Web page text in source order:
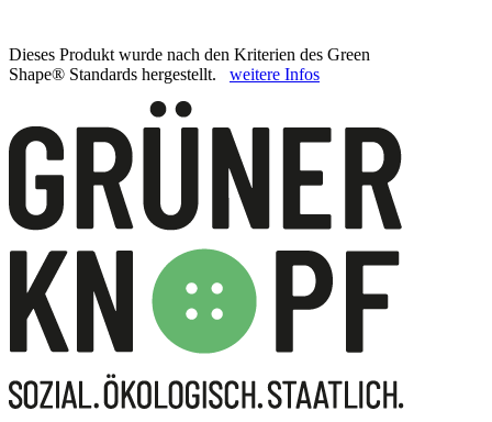
Dieses Produkt wurde nach den Kriterien des Green
Shape® Standards hergestellt. weitere Infos